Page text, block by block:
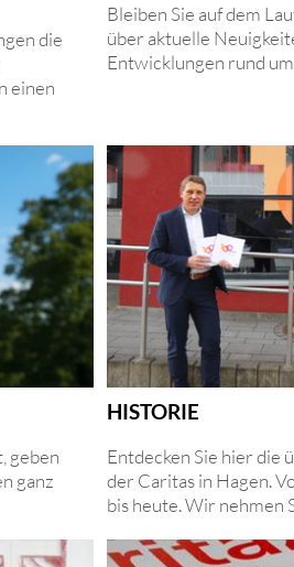
die
einen
Bleiben Sie auf dem
über aktuelle
Entwicklungen rund
geben
ganz
HISTORIE
Entdecken Sie hier die
der Caritas in Hagen.
bis heute. Wir nehmen